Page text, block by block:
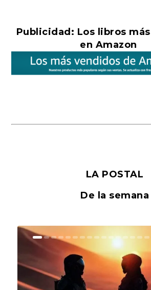
Publicidad: Los libros
en Amazon
LA POSTAL
De la semana